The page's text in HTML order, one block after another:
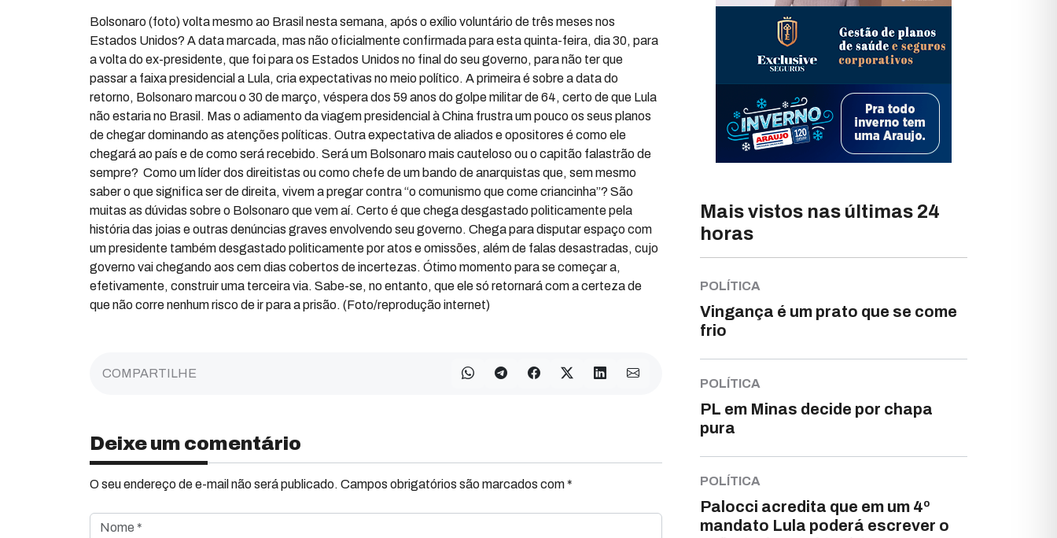
Bolsonaro (foto) volta mesmo ao Brasil nesta semana, após o exílio voluntário de três meses nos
Estados Unidos? A data marcada, mas não oficialmente confirmada para esta quinta-feira, dia 30, para
a volta do ex-presidente, que foi para os Estados Unidos no final do seu governo, para não ter que
passar a faixa presidencial a Lula, cria expectativas no meio político. A primeira é sobre a data do
retorno, Bolsonaro marcou o 30 de março, véspera dos 59 anos do golpe militar de 64, certo de que Lula
não estaria no Brasil. Mas o adiamento da viagem presidencial à China frustra um pouco os seus planos
de chegar dominando as atenções políticas. Outra expectativa de aliados e opositores é como ele
chegará ao país e de como será recebido. Será um Bolsonaro mais cauteloso ou o capitão falastrão de
sempre? Como um líder dos direitistas ou como chefe de um bando de anarquistas que, sem mesmo
saber o que significa ser de direita, vivem a pregar contra “o comunismo que come criancinha”? São
muitas as dúvidas sobre o Bolsonaro que vem aí. Certo é que chega desgastado politicamente pela
história das joias e outras denúncias graves envolvendo seu governo. Chega para disputar espaço com
um presidente também desgastado politicamente por atos e omissões, além de falas desastradas, cujo
governo vai chegando aos cem dias cobertos de incertezas. Ótimo momento para se começar a,
efetivamente, construir uma terceira via. Sabe-se, no entanto, que ele só retornará com a certeza de
que não corre nenhum risco de ir para a prisão. (Foto/reprodução internet)
COMPARTILHE
Deixe um comentário
O seu endereço de e-mail não será publicado. Campos obrigatórios são marcados com *
Nome *
Mais vistos nas últimas 24
horas
POLÍTICA
Vingança é um prato que se come
frio
POLÍTICA
PL em Minas decide por chapa
pura
POLÍTICA
Palocci acredita que em um 4º
mandato Lula poderá escrever o